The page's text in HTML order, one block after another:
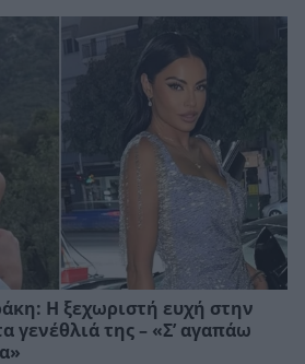
Η ξεχωριστή ευχή στην
γενέθλιά της – «Σ’ αγαπάω